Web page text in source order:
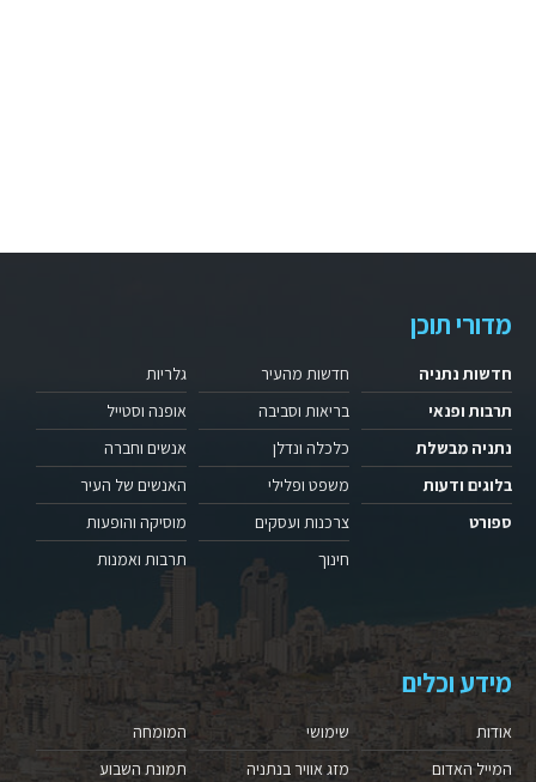
מדורי תוכן
חדשות נתניה
תרבות ופנאי
נתניה מבשלת
בלוגים ודעות
ספורט
חדשות מהעיר
בריאות וסביבה
כלכלה ונדלן
משפט ופלילי
צרכנות ועסקים
חינוך
גלריות
אופנה וסטייל
אנשים וחברה
האנשים של העיר
מוסיקה והופעות
תרבות ואמנות
מידע וכלים
אודות
המייל האדום
שימושי
מזג אוויר בנתניה
המומחה
תמונת השבוע